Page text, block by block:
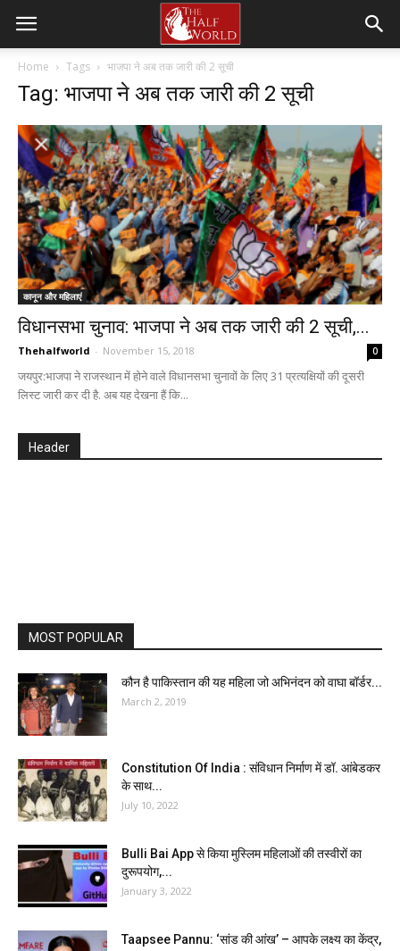
Home Tags भाजपा ने अब तक जारी की 2 सूची
Tag: भाजपा ने अब तक जारी की 2 सूची
कानून और महिलाएं
विधानसभा चुनाव: भाजपा ने अब तक जारी की 2 सूची,...
Thehalfworld - November 15, 2018 0
जयपुर:भाजपा ने राजस्थान में होने वाले विधानसभा चुनावों के लिए 31 प्रत्यक्षियों की दूसरी
लिस्ट जारी कर दी है. अब यह देखना हैं कि...
Header
MOST POPULAR
कौन है पाकिस्तान की यह महिला जो अभिनंदन को वाघा बॉर्डर...
March 2, 2019
Constitution Of India : संविधान निर्माण में डॉ. आंबेडकर
के साथ...
July 10, 2022
Bulli Bai App से किया मुस्लिम महिलाओं की तस्वीरों का
दुरूपयोग,...
January 3, 2022
Taapsee Pannu: ‘सांड की आंख’ – आपके लक्ष्य का केंद्र,